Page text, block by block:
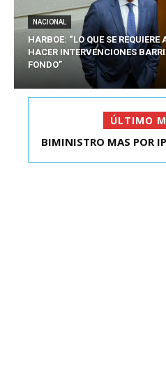
NACIONAL
HARBOE: “LO QUE SE REQUIERE
HACER INTERVENCIONES
FONDO”
ÚLTIMO
KAST SE REUNIÓ CON EL
BIMINISTRO MAS POR